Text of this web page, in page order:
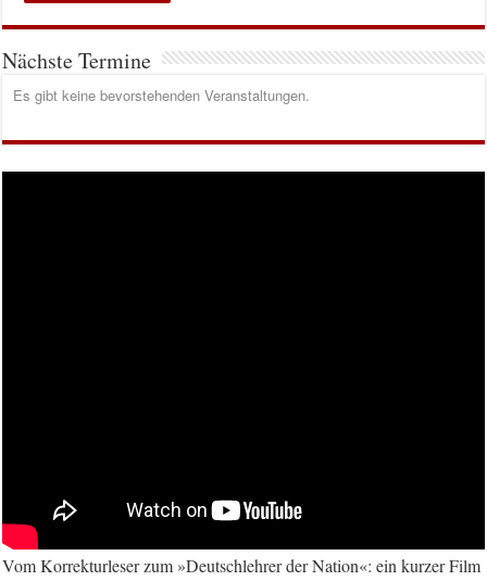
Nächste Termine
Es gibt keine bevorstehenden Veranstaltungen.
Vom Korrekturleser zum »Deutschlehrer der Nation«: ein kurzer Film